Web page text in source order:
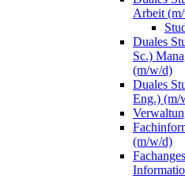
Arbeit
Duales
Sc.)
(m/w/d)
Duales
Eng.) (m/
(m/w/d)